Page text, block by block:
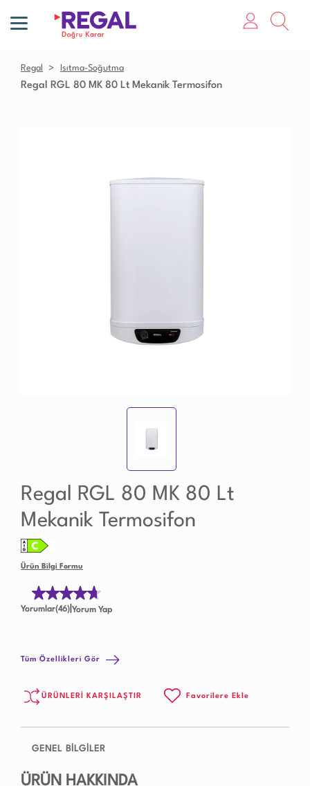
Regal Isıtma-Soğutma
Regal RGL 80 MK 80 Lt Mekanik Termosifon
Regal RGL 80 MK 80 Lt
Mekanik Termosifon
Ürün Bilgi Formu
Yorumlar(46) Yorum Yap
Tüm Özellikleri Gör
ÜRÜNLERİ KARŞILAŞTIR Favorilere Ekle
GENEL BİLGİLER
ÜRÜN HAKKINDA